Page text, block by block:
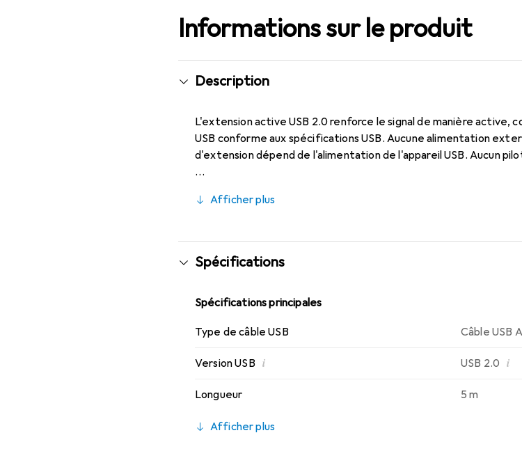
Informations sur le produit
Description
L'extension active USB 2.0 renforce le signal de manière active,
USB conforme aux spécifications USB. Aucune alimentation
d'extension dépend de l'alimentation de l'appareil USB. Aucun
Afficher plus
Spécifications
Spécifications principales
Type de câble USB Câble USB A
Version USB i USB 2.0 i
Longueur 5 m
Afficher plus